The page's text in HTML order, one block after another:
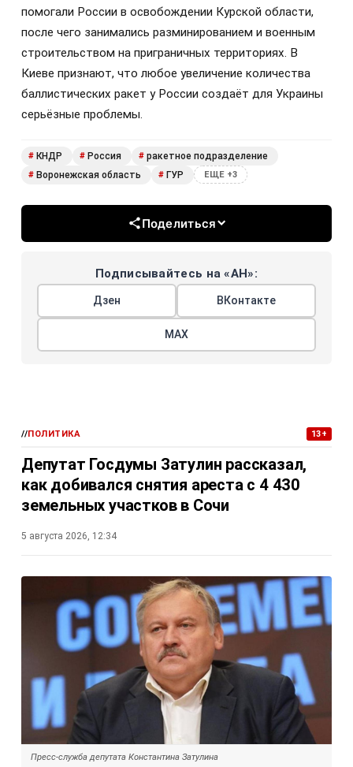
помогали России в освобождении Курской области,
после чего занимались разминированием и военным
строительством на приграничных территориях. В
Киеве признают, что любое увеличение количества
баллистических ракет у России создаёт для Украины
серьёзные проблемы.
# КНДР # Россия # ракетное подразделение
# Воронежская область # ГУР ЕЩЕ +3
Поделиться
Подписывайтесь на «АН»:
Дзен ВКонтакте
МАХ
//ПОЛИТИКА 13+
Депутат Госдумы Затулин рассказал,
как добивался снятия ареста с 4 430
земельных участков в Сочи
5 августа 2026, 12:34
Пресс-служба депутата Константина Затулина